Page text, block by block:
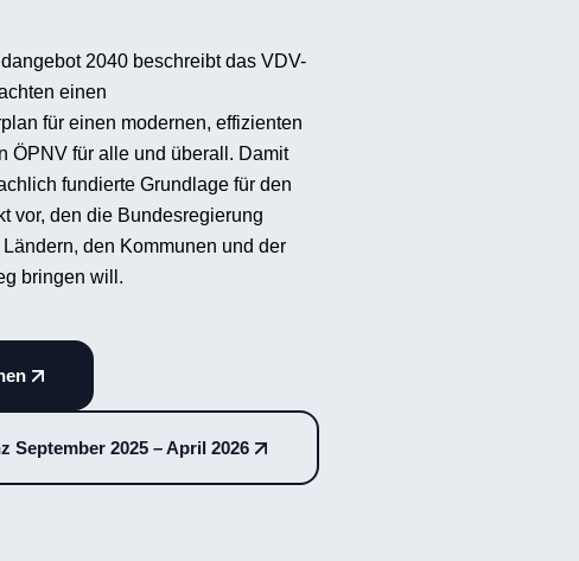
kündbares Abo für die
von Bussen und Bahnen des
Und seither ein wichtiger
Mobilität von Millionen
Job im Herbst 2025
0